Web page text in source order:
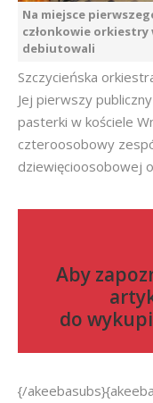
Na miejsce
członkowie orkiestry
debiutowali
Szczycieńska
Jej pierwszy
pasterki w kościele
czteroosobowy
dziewięcioosobowej
Aby
do
{/